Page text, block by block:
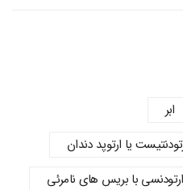
ابر
یا ارتوپد دندان
ارتودنسی با بریس های نامرئی